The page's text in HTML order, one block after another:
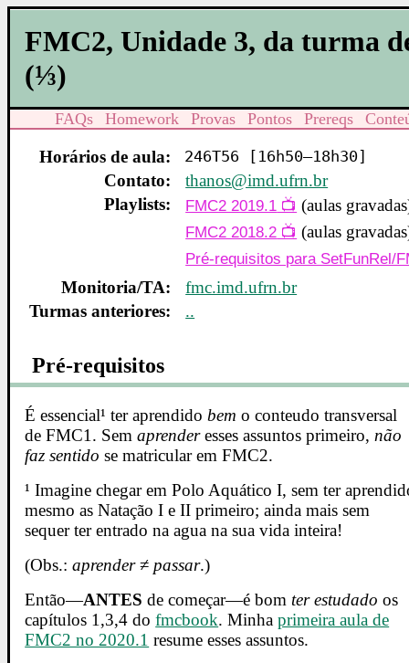
FMC2, Unidade 3, da turma
(⅓)
FAQs Homework Provas Pontos Prereqs
Horários de aula: 246T56 [16h50–18h30]
Contato:
thanos@imd.ufrn.br
Playlists:
FMC2 2019.1 (aulas
FMC2 2018.2 (aulas
Pré-requisitos para SetFunRel/
Monitoria/TA:
fmc.imd.ufrn.br
Turmas anteriores:
..
Pré-requisitos
É essencial¹ ter aprendidobem o conteudo transversal
de FMC1. Semaprenderesses assuntos primeiro, não
faz sentido se matricular em FMC2.
¹ Imagine chegar em Polo Aquático I, sem ter
mesmo as Natação I e II primeiro; ainda mais sem
sequer ter entrado na agua na sua vida inteira!
(Obs.:aprender≠ passar.)
Então—ANTES de começar—é bom ter estudado os
capítulos 1,3,4 dofmcbook. Minhaprimeira aula de
FMC2 no 2020.1 resume esses assuntos.